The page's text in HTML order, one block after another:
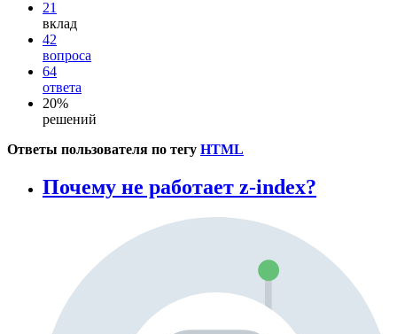
21
вклад
42
вопроса
64
ответа
20%
решений
Ответы пользователя по тегу HTML
Почему не работает z-index?